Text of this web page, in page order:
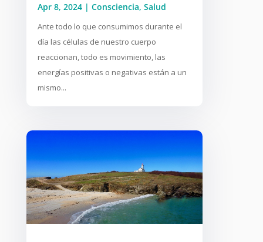
Apr 8, 2024| Consciencia, Salud
Ante todo lo que consumimos durante el
día las células de nuestro cuerpo
reaccionan, todo es movimiento, las
energías positivas o negativas están a un
mismo...